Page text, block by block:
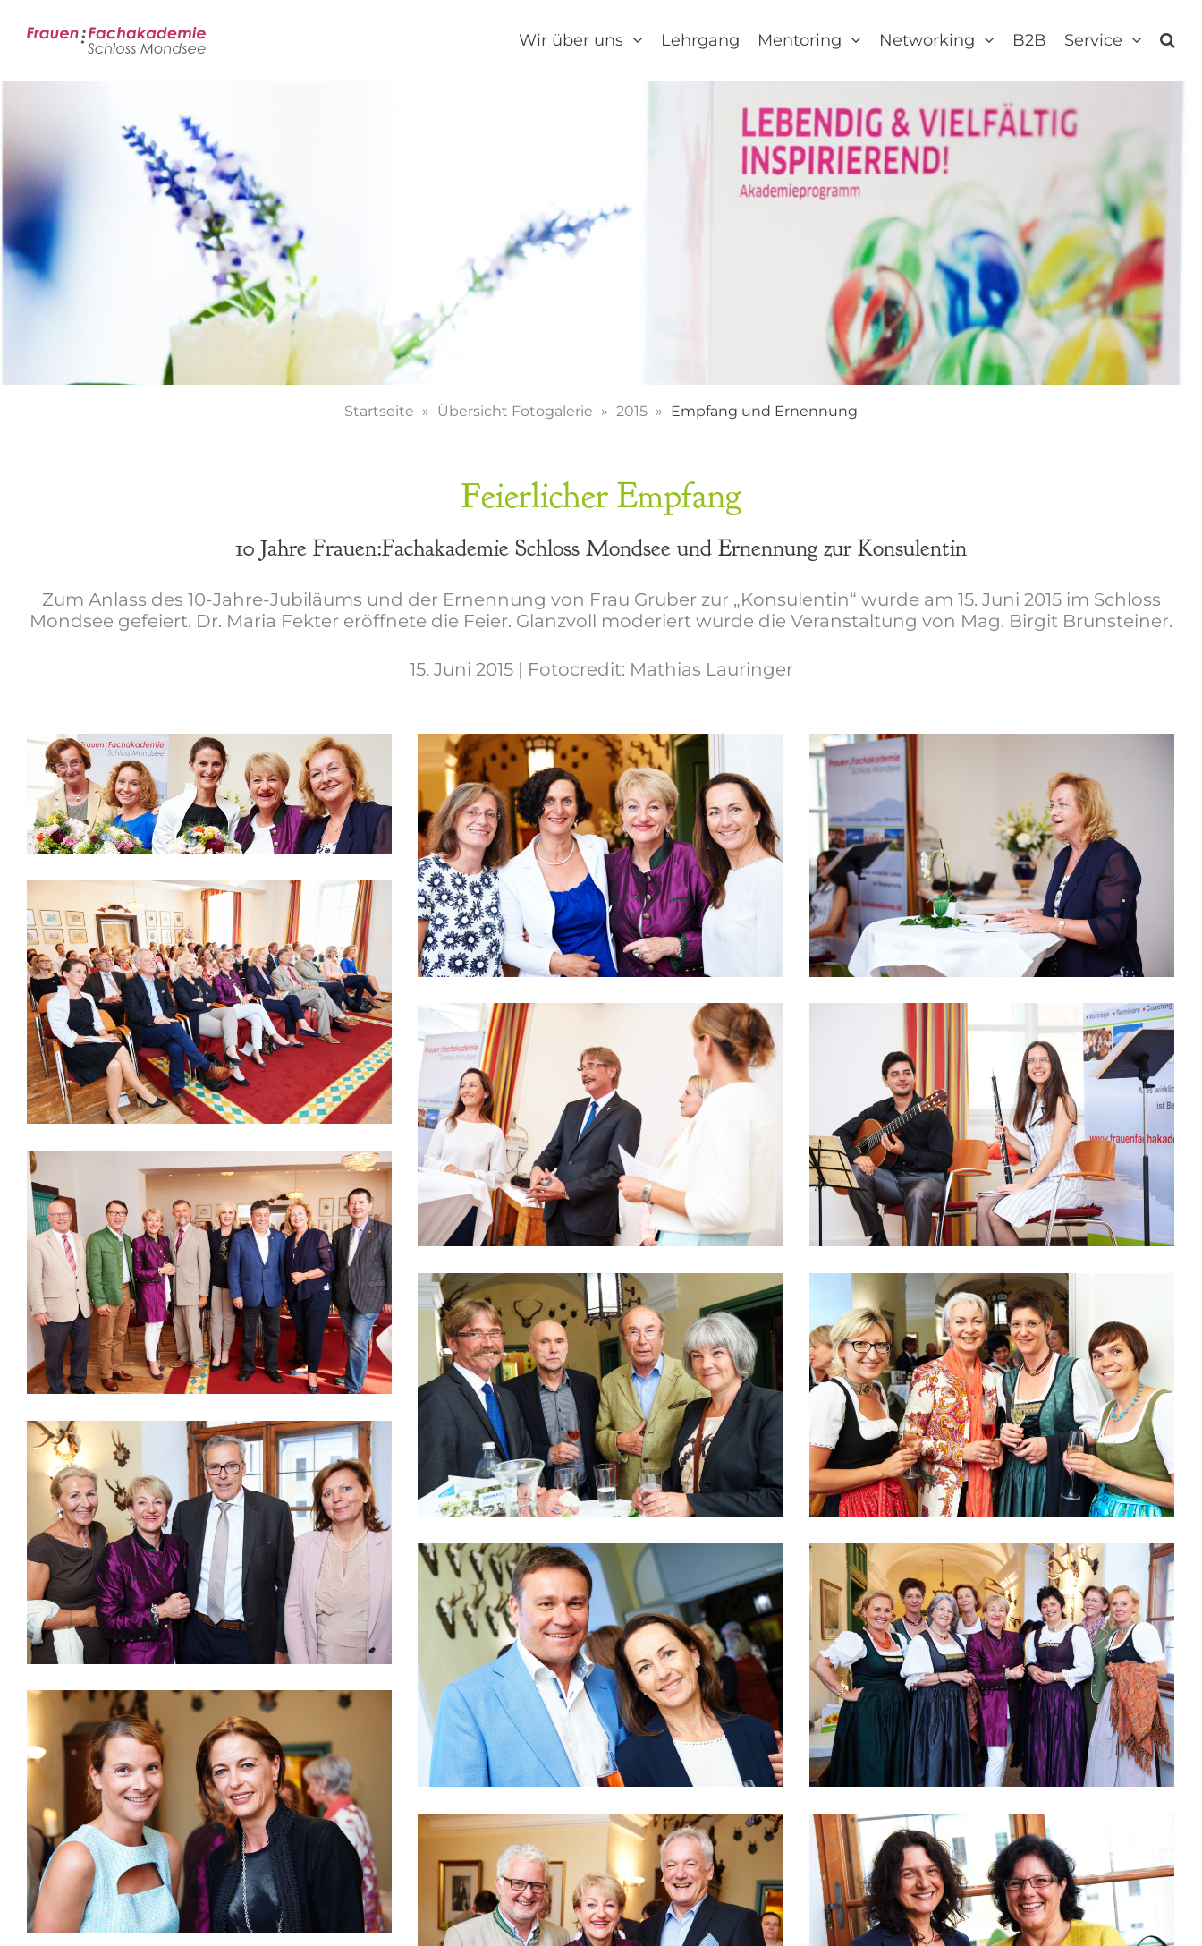
Wir über uns Lehrgang Mentoring Networking B2B Service
Startseite Übersicht Fotogalerie 2015 Empfang und Ernennung
Feierlicher Empfang
10 Jahre Frauen:Fachakademie Schloss Mondsee und Ernennung zur Konsulentin
Zum Anlass des 10-Jahre-Jubiläums und der Ernennung von Frau Gruber zur „Konsulentin“ wurde am 15. Juni 2015 im Schloss
Mondsee gefeiert. Dr. Maria Fekter eröffnete die Feier. Glanzvoll moderiert wurde die Veranstaltung von Mag. Birgit Brunsteiner.
15. Juni 2015 | Fotocredit: Mathias Lauringer